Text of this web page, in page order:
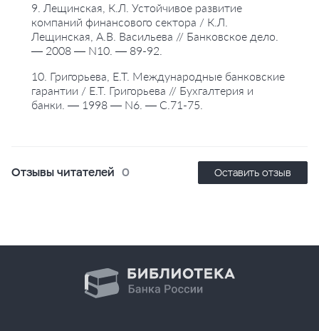
9. Лещинская, К.Л. Устойчивое развитие
компаний финансового сектора / К.Л.
Лещинская, А.В. Васильева // Банковское дело.
— 2008 — N10. — 89-92.
10. Григорьева, Е.Т. Международные банковские
гарантии / Е.Т. Григорьева // Бухгалтерия и
банки. — 1998 — N6. — С.71-75.
Отзывы читателей 0 Оставить отзыв